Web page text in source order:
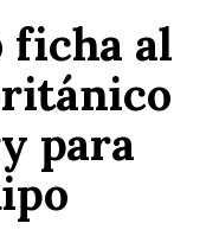
ficha al
para